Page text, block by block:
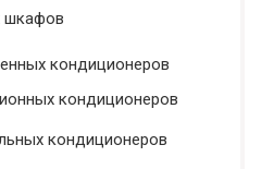
шкафов
кондиционеров
кондиционеров
кондиционеров